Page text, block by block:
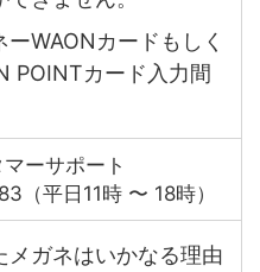
ーWAONカードもしく
POINTカード入力間
ーサポート
（平日11時 〜 18時）
メガネはいかなる理由